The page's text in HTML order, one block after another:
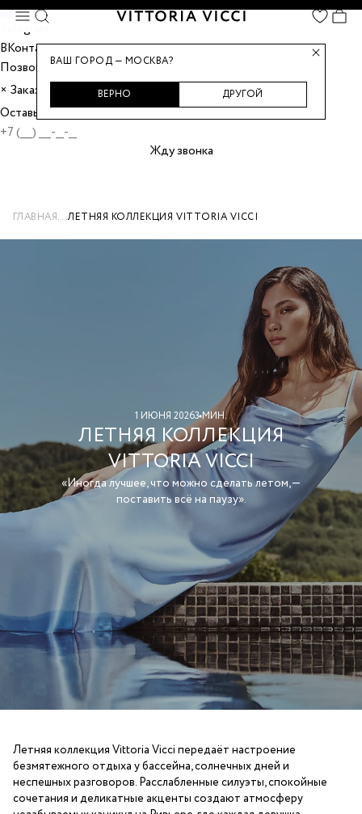
Max
Telegram
ВКонтакте
Позвонить
× Заказать звонок
Оставьте номер, и мы перезвоним вам.
Жду звонка
ГЛАВНАЯ...ЛЕТНЯЯ КОЛЛЕКЦИЯ VITTORIA VICCI
1 ИЮНЯ 20263 МИН.
ЛЕТНЯЯ КОЛЛЕКЦИЯ
VITTORIA VICCI
«Иногда лучшее, что можно сделать летом, —
поставить всё на паузу».
Летняя коллекция Vittoria Vicci передаёт настроение
безмятежного отдыха у бассейна, солнечных дней и
неспешных разговоров. Расслабленные силуэты, спокойные
сочетания и деликатные акценты создают атмосферу
ВАШ ГОРОД — МОСКВА?
ВЕРНО ДРУГОЙ